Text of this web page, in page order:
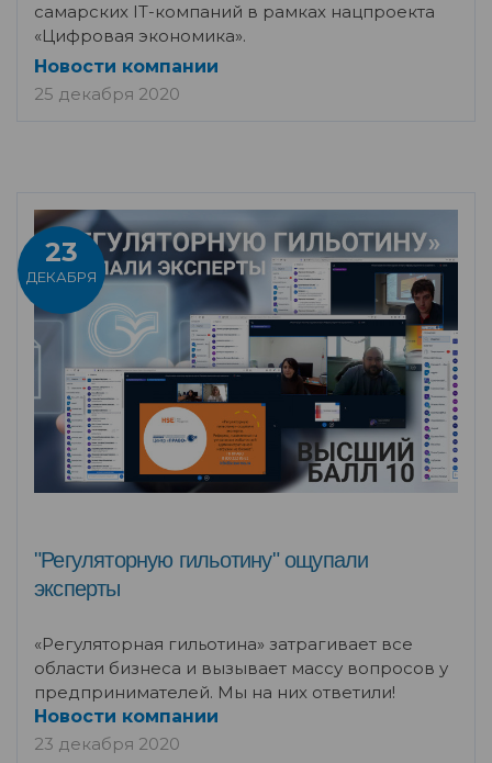
самарских IT-компаний в рамках нацпроекта
«Цифровая экономика».
Новости компании
25 декабря 2020
23
ДЕКАБРЯ
"Регуляторную гильотину" ощупали
эксперты
«Регуляторная гильотина» затрагивает все
области бизнеса и вызывает массу вопросов у
предпринимателей. Мы на них ответили!
Новости компании
23 декабря 2020